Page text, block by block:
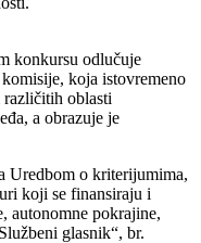
konkursu odlučuje
koja istovremeno
oblasti
a obrazuje je
Uredbom o kriterijumima,
koji se finansiraju i
autonomne pokrajine,
glasnik“, br.